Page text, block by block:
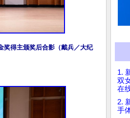
奖得主颁奖后合影（戴兵／大纪
1.
双
在
2.
手